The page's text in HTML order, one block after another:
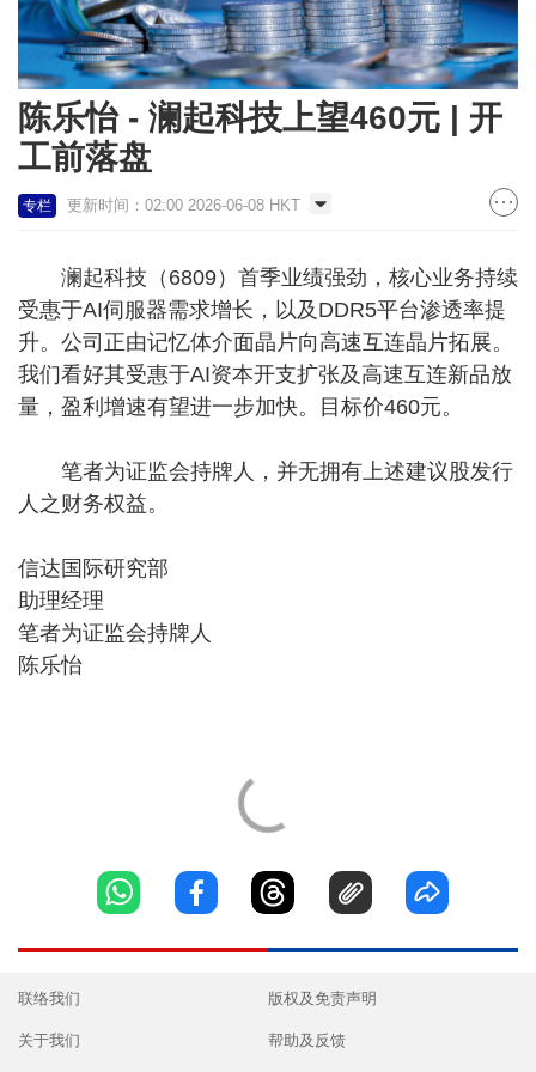
陈乐怡 - 澜起科技上望460元 | 开
工前落盘
专栏 更新时间：02:00 2026-06-08 HKT
澜起科技（6809）首季业绩强劲，核心业务持续
受惠于AI伺服器需求增长，以及DDR5平台渗透率提
升。公司正由记忆体介面晶片向高速互连晶片拓展。
我们看好其受惠于AI资本开支扩张及高速互连新品放
量，盈利增速有望进一步加快。目标价460元。
笔者为证监会持牌人，并无拥有上述建议股发行
人之财务权益。
信达国际研究部
助理经理
笔者为证监会持牌人
陈乐怡
联络我们
关于我们
版权及免责声明
帮助及反馈